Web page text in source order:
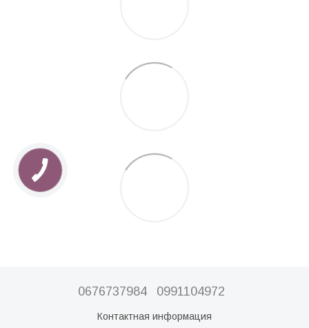
0676737984 0991104972
Контактная информация